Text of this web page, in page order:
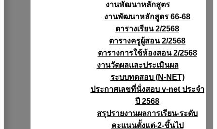
งานพัฒนาหลักสูตร
งานพัฒนาหลักสูตร 66-68
ตารางเรียน 2/2568
ตารางครูผู้สอน 2/2568
ตารางการใช้ห้องสอน 2/2568
งานวัดผลเเละประเมินผล
ระบบทดสอบ (N-NET)
ประกาศเลขที่นั่งสอบ v-net ประจำ
ปี 2568
สรุปรายงานผลการเรียน-ระดับ
คะแนนตั้งแต่-2-ขึ้นไป